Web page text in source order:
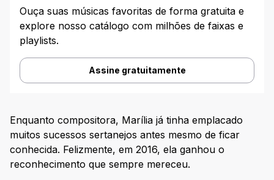
Ouça suas músicas favoritas de forma gratuita e
explore nosso catálogo com milhões de faixas e
playlists.
Assine gratuitamente
Enquanto compositora, Marília já tinha emplacado
muitos sucessos sertanejos antes mesmo de ficar
conhecida. Felizmente, em 2016, ela ganhou o
reconhecimento que sempre mereceu.